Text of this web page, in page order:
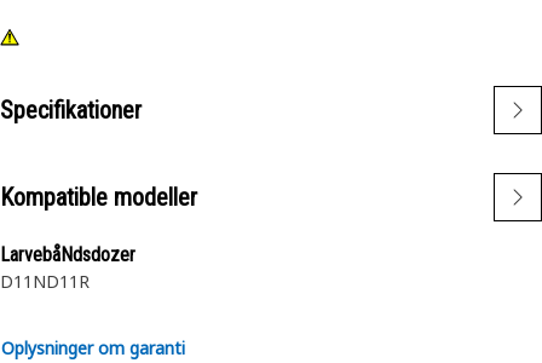
Specifikationer
Kompatible modeller
LarvebåNdsdozer
D11ND11R
Oplysninger om garanti